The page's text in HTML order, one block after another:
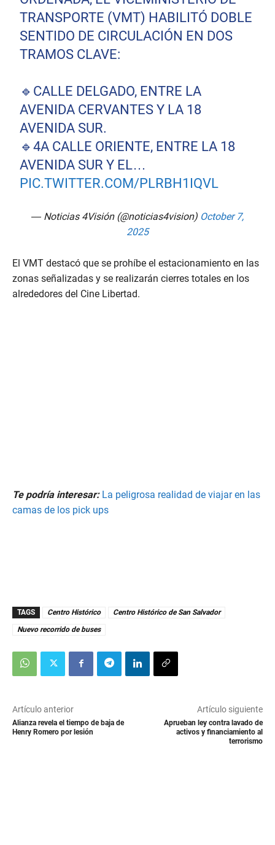
TRANSPORTE (VMT) HABILITÓ DOBLE
SENTIDO DE CIRCULACIÓN EN DOS
TRAMOS CLAVE:
🔹CALLE DELGADO, ENTRE LA
AVENIDA CERVANTES Y LA 18
AVENIDA SUR.
🔹4A CALLE ORIENTE, ENTRE LA 18
AVENIDA SUR Y EL…
PIC.TWITTER.COM/PLRBH1IQVL
— Noticias 4Visión (@noticias4vision) October 7,
2025
El VMT destacó que se prohíbe el estacionamiento en las
zonas señalizadas y se realizarán cierres totales en los
alrededores del Cine Libertad.
Te podría interesar: La peligrosa realidad de viajar en las
camas de los pick ups
TAGS Centro Histórico
Centro Histórico de San Salvador
Nuevo recorrido de buses
Artículo anterior
Alianza revela el tiempo de baja de
Henry Romero por lesión
Artículo siguiente
Aprueban ley contra lavado de
activos y financiamiento al
terrorismo